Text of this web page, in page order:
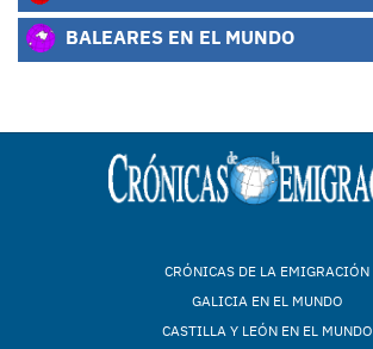
BALEARES EN EL MUNDO
CRÓNICAS DE LA EMIGRACIÓN
GALICIA EN EL MUNDO
CASTILLA Y LEÓN EN EL MUNDO